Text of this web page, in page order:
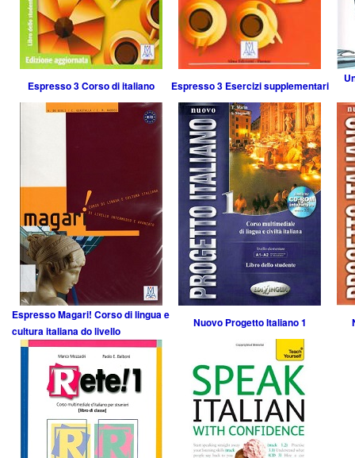
Espresso 3 Corso di italiano Espresso 3 Esercizi supplementari
Espresso Magari! Corso di lingua e
cultura italiana do livello
Nuovo Progetto Italiano 1